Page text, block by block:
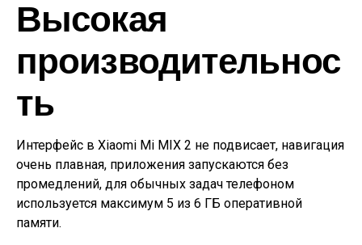
Высокая
производительнос
ть
Интерфейс в Xiaomi Mi MIX 2 не подвисает, навигация
очень плавная, приложения запускаются без
промедлений, для обычных задач телефоном
используется максимум 5 из 6 ГБ оперативной
памяти.